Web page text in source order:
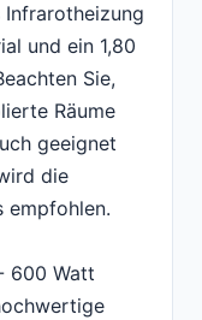
Infrarotheizung
und ein 1,80
Sie,
Räume
geeignet
die
empfohlen.
600 Watt